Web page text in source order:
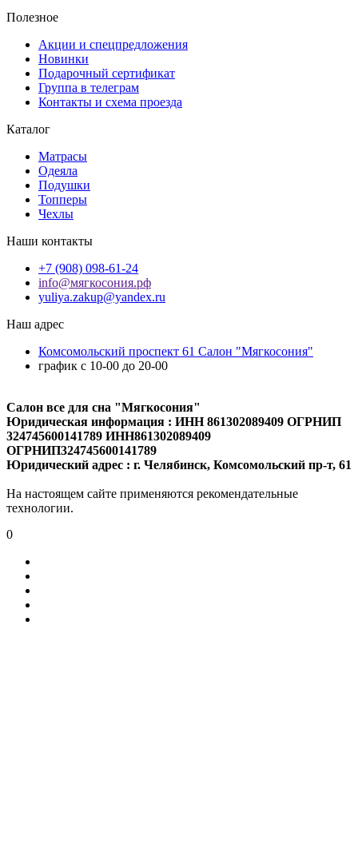
Полезное
Акции и спецпредложения
Новинки
Подарочный сертификат
Группа в телеграм
Контакты и схема проезда
Каталог
Матрасы
Одеяла
Подушки
Топперы
Чехлы
Наши контакты
+7 (908) 098-61-24
info@мягкосония.рф
yuliya.zakup@yandex.ru
Наш адрес
Комсомольский проспект 61 Cалон "Мягкосония"
график с 10-00 до 20-00
Салон все для сна "Мягкосония"
Юридическая информация : ИНН 861302089409 ОГРНИП
324745600141789 ИНН861302089409
ОГРНИП324745600141789
Юридический адрес : г. Челябинск, Комсомольский пр-т, 61
На настоящем сайте применяются рекомендательные
технологии.
0